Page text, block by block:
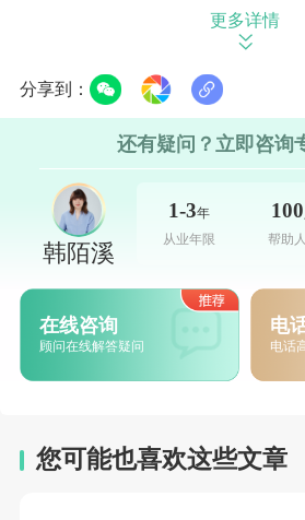
在多个学科领域，PSL 都有着
基础科学和人文社科研究方面成果显
交叉融合，鼓励师生共同探索解决全球
二、研究生申请指南
1. 申请条件
申请博士项目则需拥有硕士学位，部
定要求。
明，如 DELE 或 TEF 成绩。对于开设
更多详情
分享到：
还有疑问？立即咨询
韩陌溪
1-3年
从业年限
100
帮助
在线咨询
顾问在线解答疑问
电
电话
您可能也喜欢这些文章